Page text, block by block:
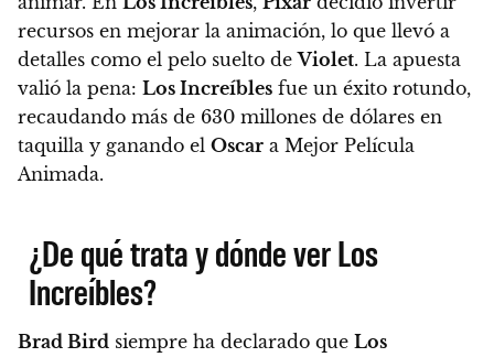
recursos en mejorar la animación, lo que llevó a
detalles como el pelo suelto deViolet. La apuesta
valió la pena: Los Increíbles fue un éxito rotundo,
recaudando más de 630 millones de dólares en
taquilla y ganando el Oscar a Mejor Película
Animada.
¿De qué trata y dónde ver Los
Increíbles?
Brad Bird siempre ha declarado que Los